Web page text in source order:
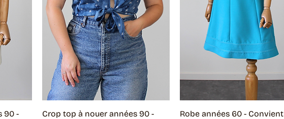
90 -
Crop top à nouer années 90 -
Robe années 60 - Convient